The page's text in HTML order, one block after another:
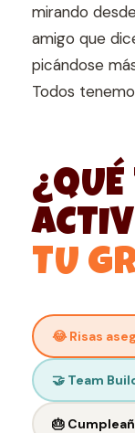
mirando
amigo que
picándose
Todos
¿QUÉ
TU
😂 Risas
🤝 Team
🎂